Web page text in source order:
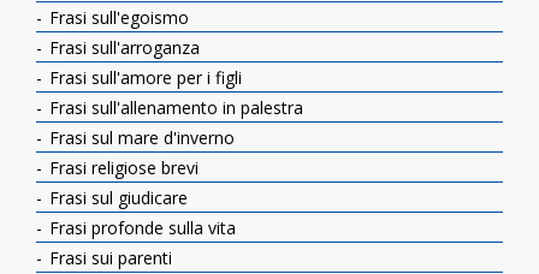
Frasi sull'egoismo
Frasi sull'arroganza
Frasi sull'amore per i figli
Frasi sull'allenamento in palestra
Frasi sul mare d'inverno
Frasi religiose brevi
Frasi sul giudicare
Frasi profonde sulla vita
Frasi sui parenti